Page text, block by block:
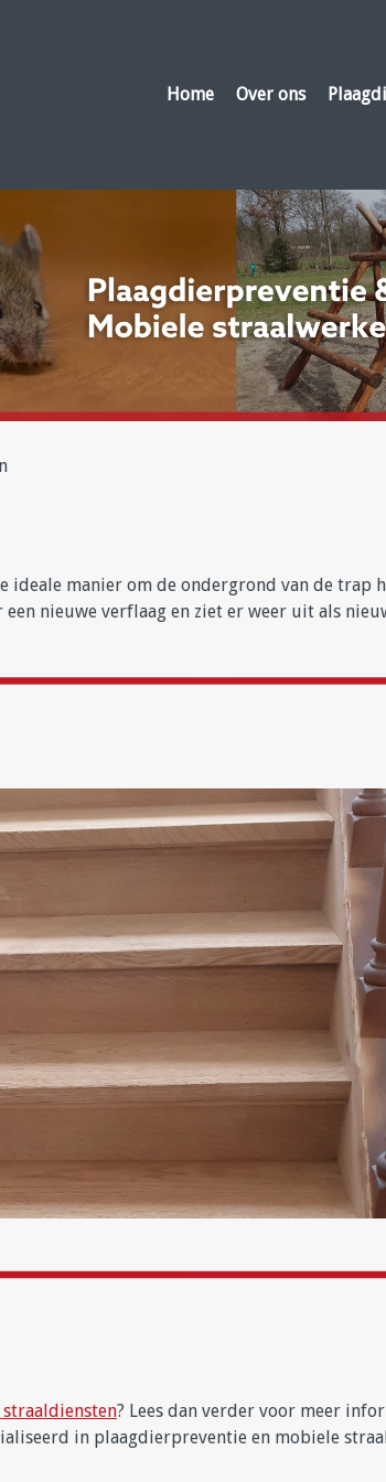
Home Over ons
manier om de ondergrond van de trap
nieuwe verflaag en ziet er weer uit als
? Lees dan verder voor meer
in plaagdierpreventie en mobiele